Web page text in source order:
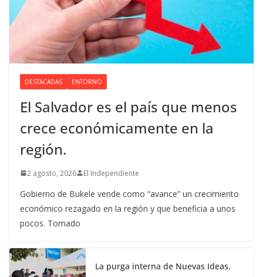
DESTACADAS ENTORNO
El Salvador es el país que menos
crece económicamente en la
región.
2 agosto, 2026 El Independiente
Gobierno de Bukele vende como “avance” un crecimiento
económico rezagado en la región y que beneficia a unos
pocos. Tomado
La purga interna de Nuevas Ideas.